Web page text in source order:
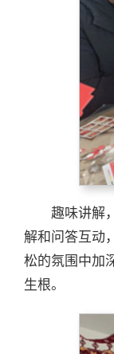
趣味讲解
解和问答互动
松的氛围中加
生根。